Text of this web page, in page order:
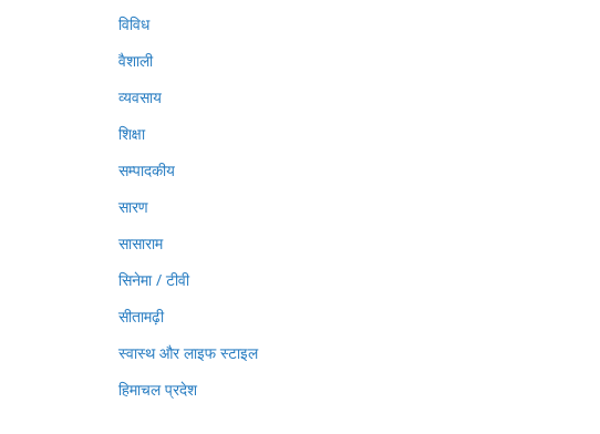
विविध
वैशाली
व्यवसाय
शिक्षा
सम्पादकीय
सारण
सासाराम
सिनेमा / टीवी
सीतामढ़ी
स्वास्थ और लाइफ स्टाइल
हिमाचल प्रदेश